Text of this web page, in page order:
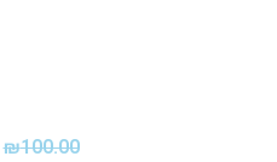
₪100.00